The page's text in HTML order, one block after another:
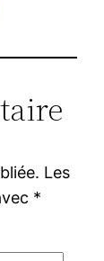
Les
*